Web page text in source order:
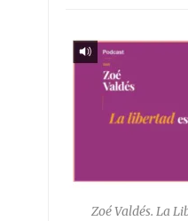
Zoé Valdés. La